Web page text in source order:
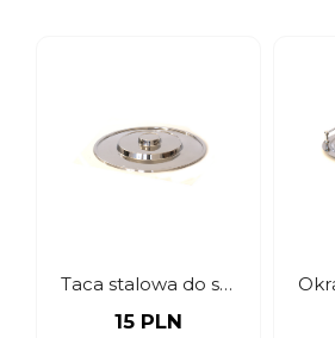
Taca stalowa do serwowania
15 PLN